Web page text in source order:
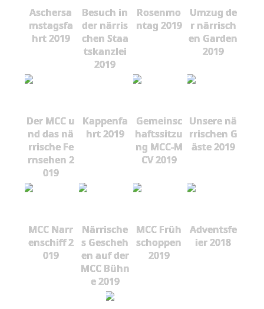
Aschersa
mstagsfa
hrt 2019
Besuch in
der närris
chen Staa
tskanzlei
2019
Rosenmo
ntag 2019
Umzug de
r närrisch
en Garden
2019
Der MCC u
nd das nä
rrische Fe
rnsehen 2
019
Kappenfa
hrt 2019
Gemeinsc
haftssitzu
ng MCC-M
CV 2019
Unsere nä
rrischen G
äste 2019
MCC Narr
enschiff 2
019
Närrische
s Gescheh
en auf der
MCC Bühn
e 2019
MCC Früh
schoppen
2019
Adventsfe
ier 2018